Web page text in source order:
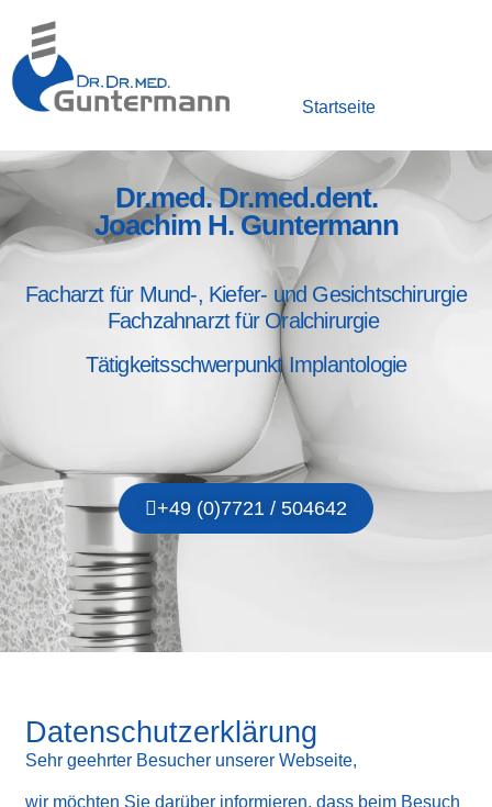
Startseite
Dr.med. Dr.med.dent.
Joachim H. Guntermann
Facharzt für Mund-, Kiefer- und Gesichtschirurgie
Fachzahnarzt für Oralchirurgie
Tätigkeitsschwerpunkt Implantologie
+49 (0)7721 / 504642
Datenschutzerklärung
Sehr geehrter Besucher unserer Webseite,
wir möchten Sie darüber informieren, dass beim Besuch